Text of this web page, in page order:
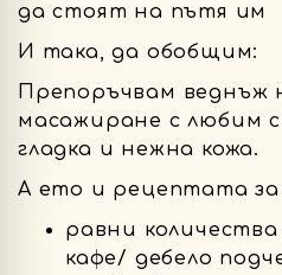
да стоят на пътя им
И така, да обобщим:
Препоръчвам веднъж
масажиране с любим
гладка и нежна кожа.
А ето и рецептата
равни
кафе/ дебело